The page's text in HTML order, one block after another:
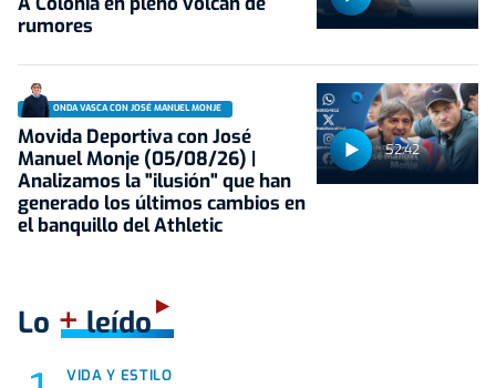
rumores
52:42
ONDA VASCA CON JOSÉ MANUEL MONJE
Movida Deportiva con José
Manuel Monje (05/08/26) |
Analizamos la "ilusión" que han
generado los últimos cambios en
el banquillo del Athletic
Lo +leído
VIDA Y ESTILO